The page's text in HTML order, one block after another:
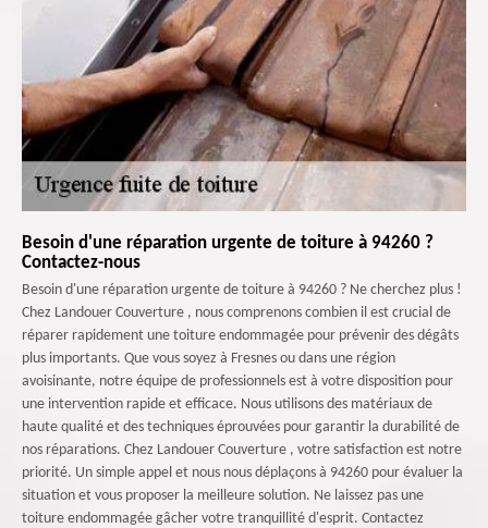
Besoin d'une réparation urgente de toiture à 94260 ?
Contactez-nous
Besoin d'une réparation urgente de toiture à 94260 ? Ne cherchez plus !
Chez Landouer Couverture , nous comprenons combien il est crucial de
réparer rapidement une toiture endommagée pour prévenir des dégâts
plus importants. Que vous soyez à Fresnes ou dans une région
avoisinante, notre équipe de professionnels est à votre disposition pour
une intervention rapide et efficace. Nous utilisons des matériaux de
haute qualité et des techniques éprouvées pour garantir la durabilité de
nos réparations. Chez Landouer Couverture , votre satisfaction est notre
priorité. Un simple appel et nous nous déplaçons à 94260 pour évaluer la
situation et vous proposer la meilleure solution. Ne laissez pas une
toiture endommagée gâcher votre tranquillité d'esprit. Contactez